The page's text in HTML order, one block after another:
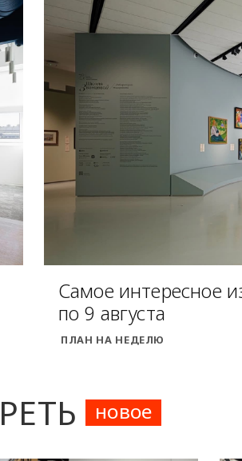
Самое интересное
по 9 августа
ПЛАН НА НЕДЕЛЮ
новое